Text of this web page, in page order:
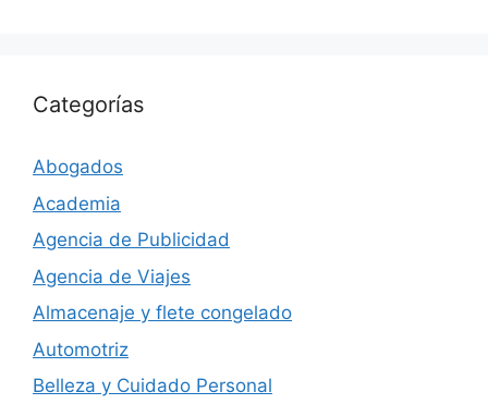
Categorías
Abogados
Academia
Agencia de Publicidad
Agencia de Viajes
Almacenaje y flete congelado
Automotriz
Belleza y Cuidado Personal